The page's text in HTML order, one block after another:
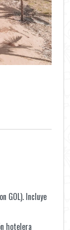
GOL). Incluye
hotelera